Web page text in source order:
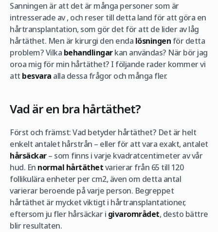
Sanningen är att det är många personer som är
intresserade av, och reser till detta land för att göra en
hårtransplantation, som gör det för att de lider av låg
hårtäthet. Men är kirurgi den enda lösningen för detta
problem? Vilka behandlingarkan användas? När bör jag
oroa mig för min hårtäthet? I följande rader kommer vi
att besvara alla dessa frågor och många fler.
Vad är en bra hårtäthet?
Först och främst: Vad betyder hårtäthet? Det är helt
enkelt antalet hårstrån – eller för att vara exakt, antalet
hårsäckar– som finns i varje kvadratcentimeter av vår
hud. En normal hårtäthetvarierar från 65 till 120
follikulära enheter per cm2, även om detta antal
varierar beroende på varje person. Begreppet
hårtäthet är mycket viktigt i hårtransplantationer,
eftersom ju fler hårsäckar i givarområdet, desto bättre
blir resultaten.